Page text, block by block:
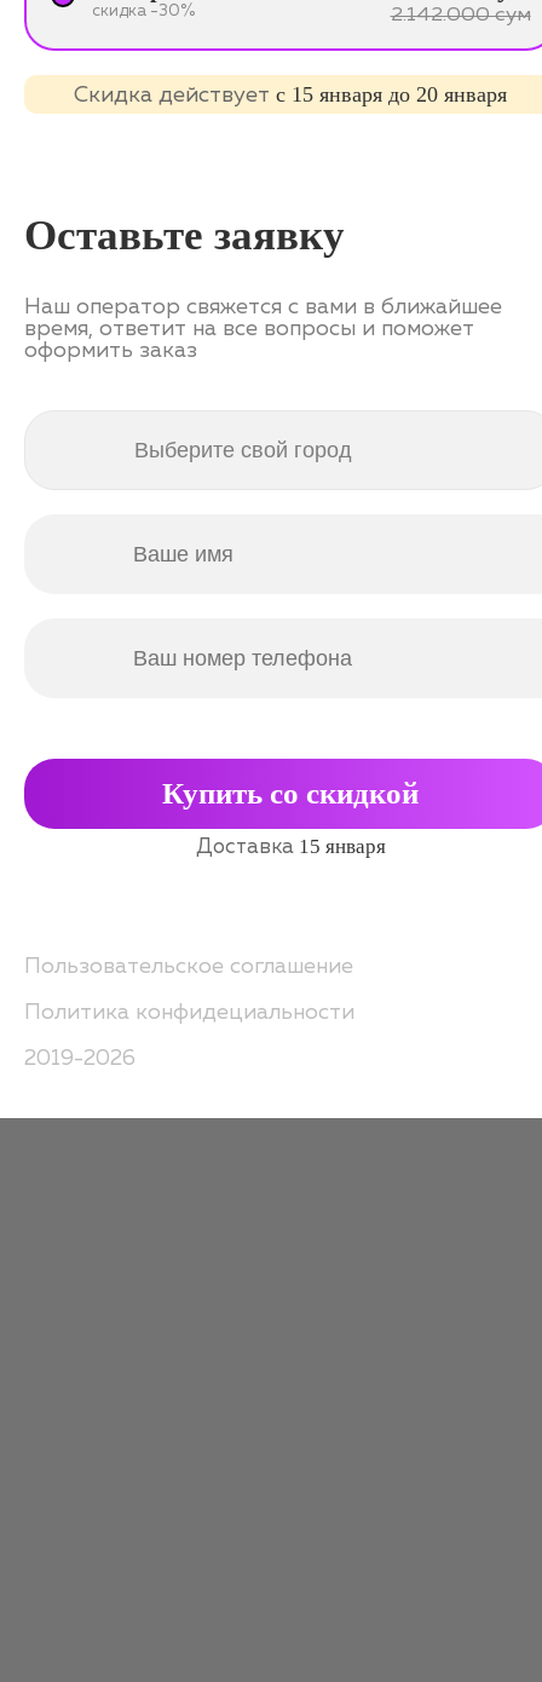
скидка -30% 2.142.000 сум
Cкидка действует с 15 января до 20 января
Оставьте заявку
Наш оператор свяжется с вами в ближайшее
время, ответит на все вопросы и поможет
оформить заказ
Купить со скидкой
Доставка 15 января
Пользовательское соглашение
Политика конфидециальности
2019-2026